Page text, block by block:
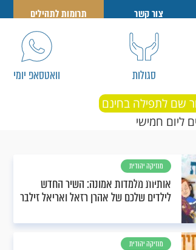
צור קשר תרומות לתהילים
סגולות וואטסאפ יומי
שם לתפילה בחינם
ליום חמישי
מוזיקה יהודית
וחסידית
אותיות מלמדות אמונה: השיר החדש
לילדים שלכם של אהרן רזאל ואריאל זילבר
מוזיקה יהודית